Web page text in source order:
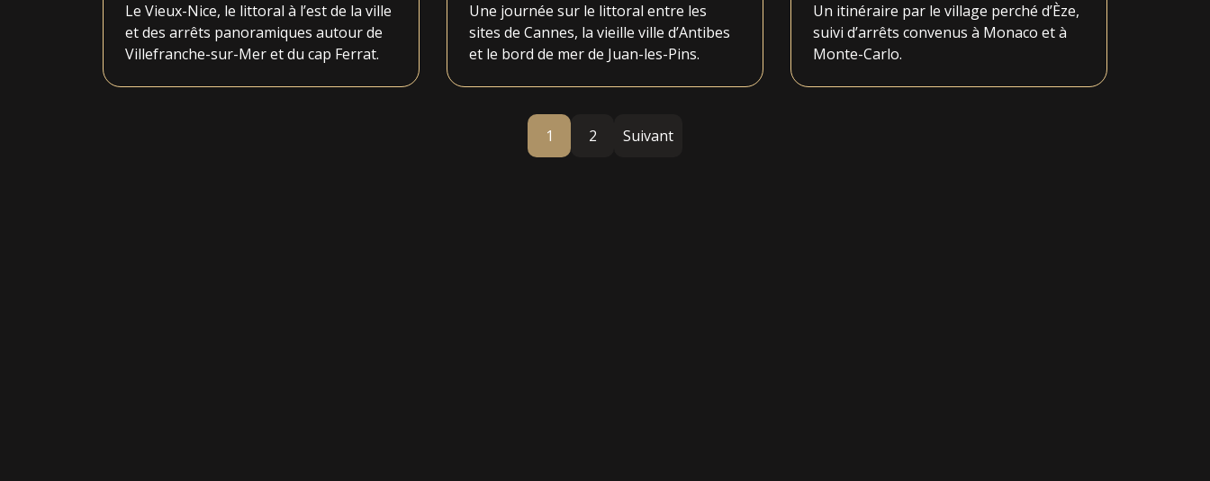
Le Vieux-Nice, le littoral à l’est de la ville
et des arrêts panoramiques autour de
Villefranche-sur-Mer et du cap Ferrat.
Une journée sur le littoral entre les
sites de Cannes, la vieille ville d’Antibes
et le bord de mer de Juan-les-Pins.
Un itinéraire par le village perché d’Èze,
suivi d’arrêts convenus à Monaco et à
Monte-Carlo.
1 2 Suivant